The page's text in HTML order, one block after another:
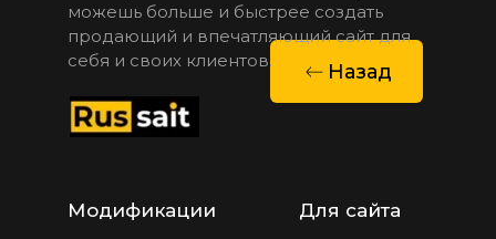
Назад
Модификации
можешь больше и быстрее создать
продающий и впечатляющий сайт для
себя и своих клиентов.
Для сайта